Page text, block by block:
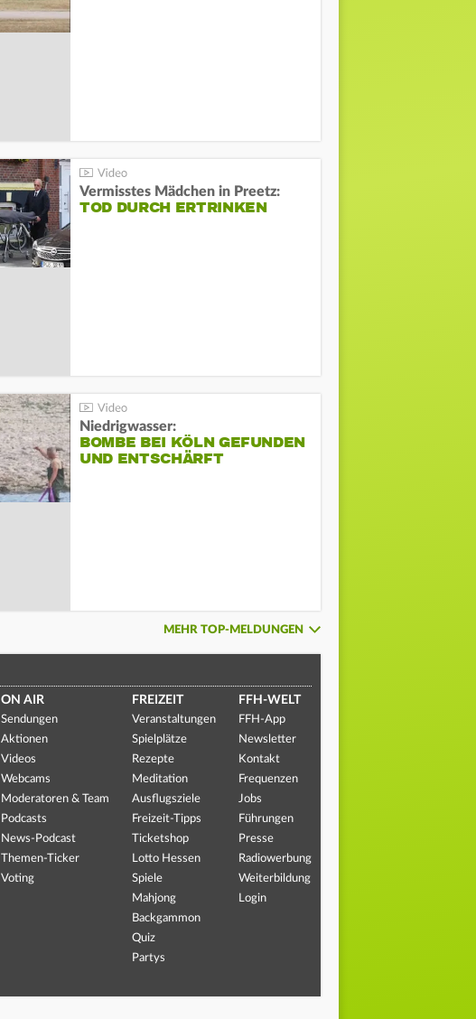
Vermisstes Mädchen in Preetz:
TOD DURCH ERTRINKEN
Niedrigwasser:
BOMBE BEI KÖLN GEFUNDEN
UND ENTSCHÄRFT
MEHR TOP-MELDUNGEN
ON AIR
Sendungen
Aktionen
Videos
Webcams
Moderatoren & Team
Podcasts
News-Podcast
Themen-Ticker
Voting
FREIZEIT
Veranstaltungen
Spielplätze
Rezepte
Meditation
Ausflugsziele
Freizeit-Tipps
Ticketshop
Lotto Hessen
Spiele
Mahjong
Backgammon
Quiz
Partys
FFH-WELT
FFH-App
Newsletter
Kontakt
Frequenzen
Jobs
Führungen
Presse
Radiowerbung
Weiterbildung
Login